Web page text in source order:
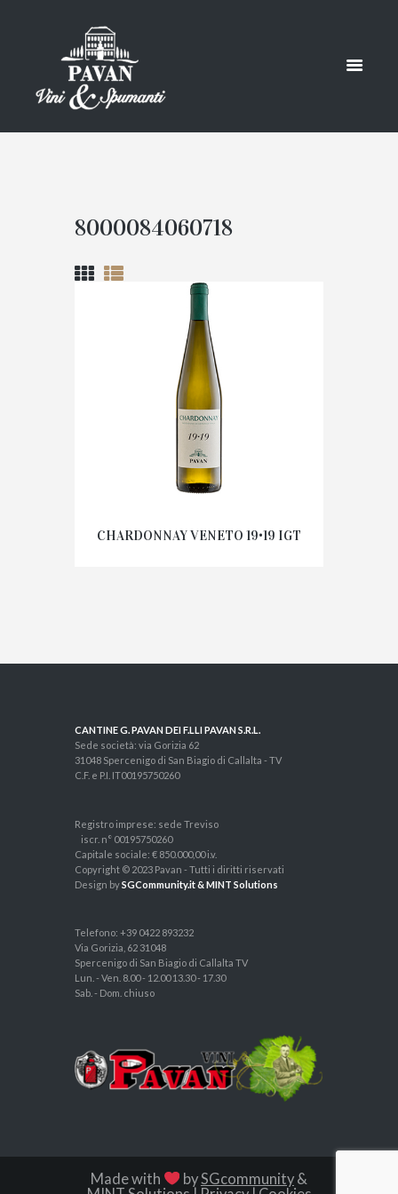
8000084060718
CHARDONNAY VENETO 19•19 IGT
CANTINE G. PAVAN DEI F.LLI PAVAN S.R.L.
Sede società: via Gorizia 62
31048 Spercenigo di San Biagio di Callalta - TV
C.F. e P.I. IT00195750260
Registro imprese: sede Treviso
iscr. n° 00195750260
Capitale sociale: € 850.000,00 i.v.
Copyright © 2023 Pavan - Tutti i diritti riservati
Design bySGCommunity.it & MINT Solutions
Telefono: +39 0422 893232
Via Gorizia, 62 31048
Spercenigo di San Biagio di Callalta TV
Lun. - Ven. 8.00 - 12.00 13.30 - 17.30
Sab. - Dom. chiuso
Made with bySGcommunity&